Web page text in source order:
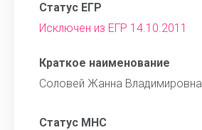
Статус ЕГР
Исключен из ЕГР 14.10.2011
Краткое наименование
Соловей Жанна Владимировна
Статус МНС